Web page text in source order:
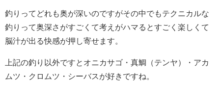
釣りってどれも奥が深いのですがその中でもテクニカルな
釣りって奥深さがすごくて考えがハマるとすごく楽しくて
脳汁が出る快感が押し寄せます。
上記の釣り以外ですとオニカサゴ・真鯛（テンヤ）・アカ
ムツ・クロムツ・シーバスが好きですね。